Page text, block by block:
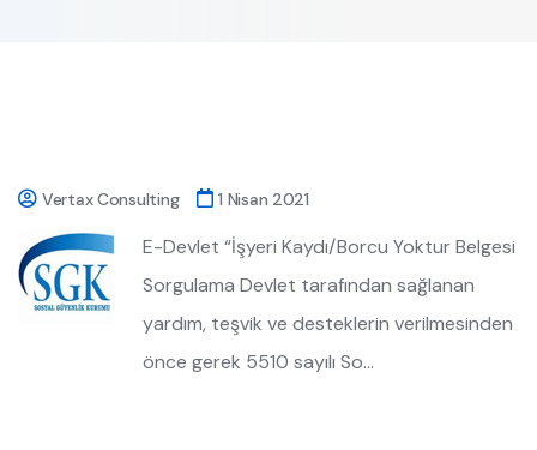
Vertax Consulting 1 Nisan 2021
E-Devlet “İşyeri Kaydı/Borcu Yoktur Belgesi
Sorgulama Devlet tarafından sağlanan
yardım, teşvik ve desteklerin verilmesinden
önce gerek 5510 sayılı So…